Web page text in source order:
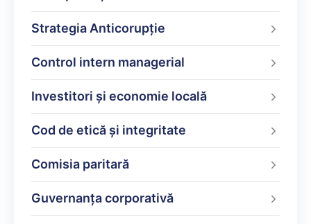
Strategia Anticorupție
Control intern managerial
Investitori și economie locală
Cod de etică și integritate
Comisia paritară
Guvernanța corporativă